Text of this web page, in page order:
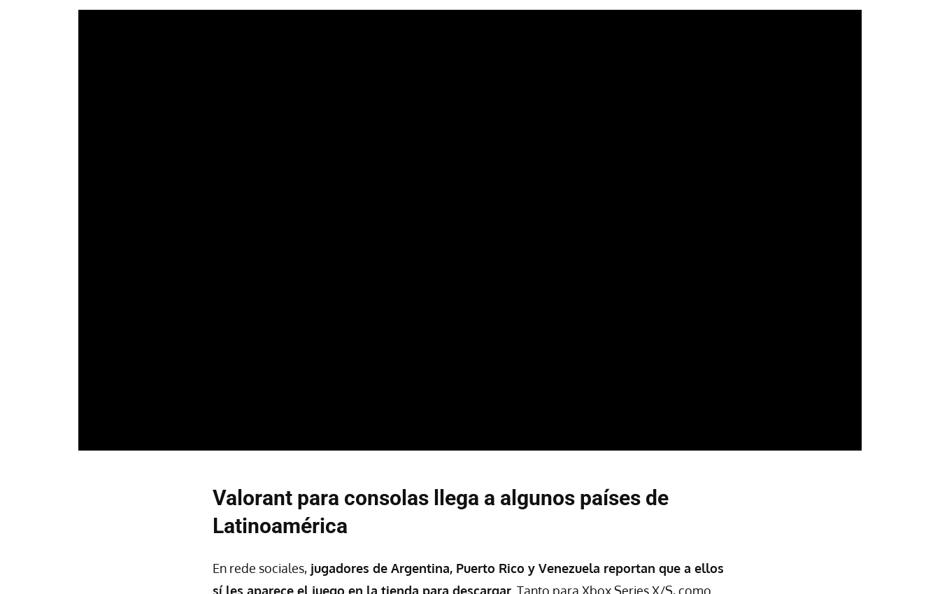
Valorant para consolas llega a algunos países de
Latinoamérica
En rede sociales, jugadores de Argentina, Puerto Rico y Venezuela reportan que a ellos
sí les aparece el juego en la tienda para descargar . Tanto para Xbox Series X/S, como